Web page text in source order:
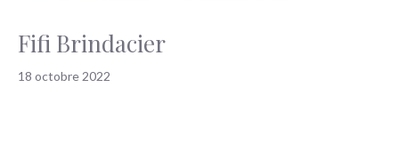
Fifi Brindacier
18 octobre 2022